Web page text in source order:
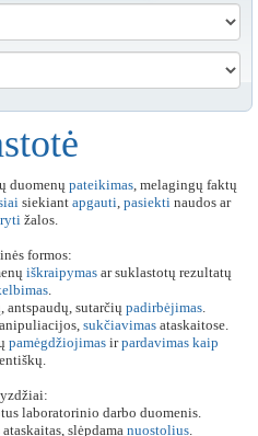
duomenų pateikimas, melagingų faktų
siekiant apgauti, pasiekti naudos ar
žalos.
formos:
iškraipymasar suklastotų rezultatų
.
antspaudų, sutarčių padirbėjimas.
sukčiavimasataskaitose.
pamėgdžiojimas irpardavimas kaip
laboratorinio darbo duomenis.
slėpdama nuostolius.